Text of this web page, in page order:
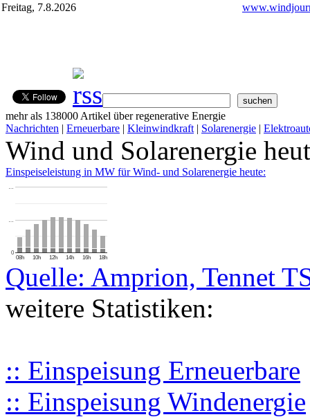
Freitag, 7.8.2026
mehr als 138000 Artikel über regenerative Energie
Nachrichten | Erneuerbare | Kleinwindkraft | Solarenergie |
Wind und Solarenergie
Einspeiseleistung in MW für Wind- und Solarenergie heute:
08h 10h 12h 14h 16h 18h
0
…
…
Quelle: Amprion, Tennet
weitere Statistiken:
:: Einspeisung Erneuerbare
:: Einspeisung Windenergie